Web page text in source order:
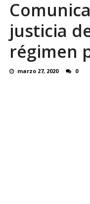
justicia
régimen
marzo 27, 2020 0